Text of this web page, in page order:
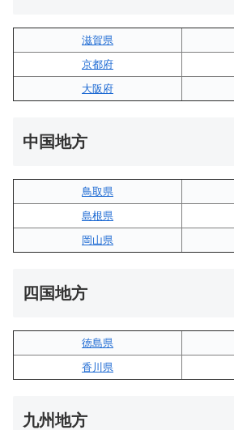
滋賀県
京都府
大阪府
中国地方
鳥取県
島根県
岡山県
四国地方
徳島県
香川県
九州地方